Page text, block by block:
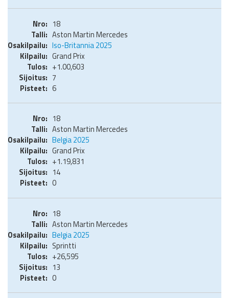
18
Aston Martin Mercedes
Iso-Britannia 2025
Grand Prix
+1.00,603
7
6
18
Aston Martin Mercedes
Belgia 2025
Grand Prix
+1.19,831
14
0
18
Aston Martin Mercedes
Belgia 2025
Sprintti
+26,595
13
0